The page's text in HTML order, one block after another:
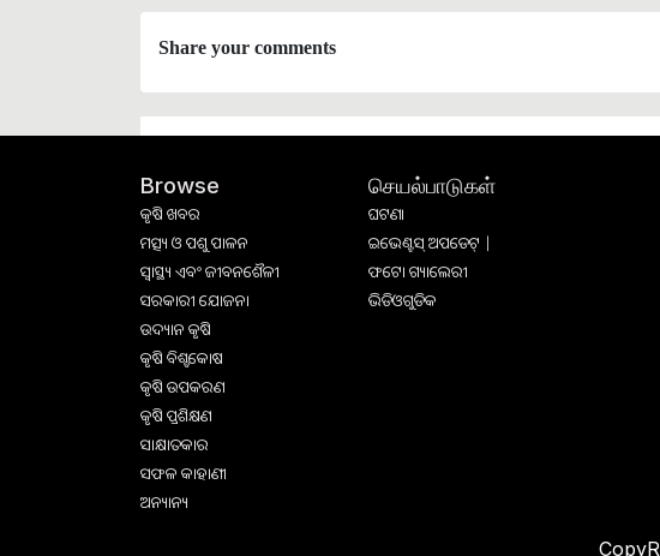
Share your comments
Browse
କୃଷି ଖବର
ମତ୍ସ୍ୟ ଓ ପଶୁ ପାଳନ
ସ୍ୱାସ୍ଥ୍ୟ ଏବଂ ଜୀବନଶୈଳୀ
ସରକାରୀ ଯୋଜନା
ଉଦ୍ୟାନ କୃଷି
କୃଷି ବିଶ୍ବକୋଷ
କୃଷି ଉପକରଣ
କୃଷି ପ୍ରଶିକ୍ଷଣ
ସାକ୍ଷାତକାର
ସଫଳ କାହାଣୀ
ଅନ୍ୟାନ୍ୟ
செயல்பாடுகள்
ଘଟଣା
ଇଭେଣ୍ଟସ୍ ଅପଡେଟ୍ |
ଫଟୋ ଗ୍ୟାଲେରୀ
ଭିଡିଓଗୁଡିକ